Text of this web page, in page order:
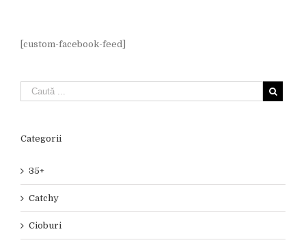
[custom-facebook-feed]
Categorii
35+
Catchy
Cioburi